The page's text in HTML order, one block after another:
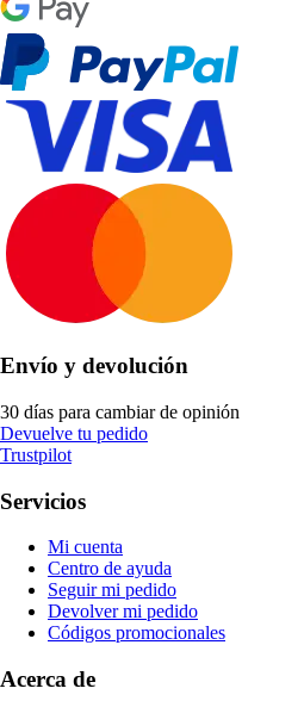
Envío y devolución
30 días para cambiar de opinión
Devuelve tu pedido
Trustpilot
Servicios
Mi cuenta
Centro de ayuda
Seguir mi pedido
Devolver mi pedido
Códigos promocionales
Acerca de